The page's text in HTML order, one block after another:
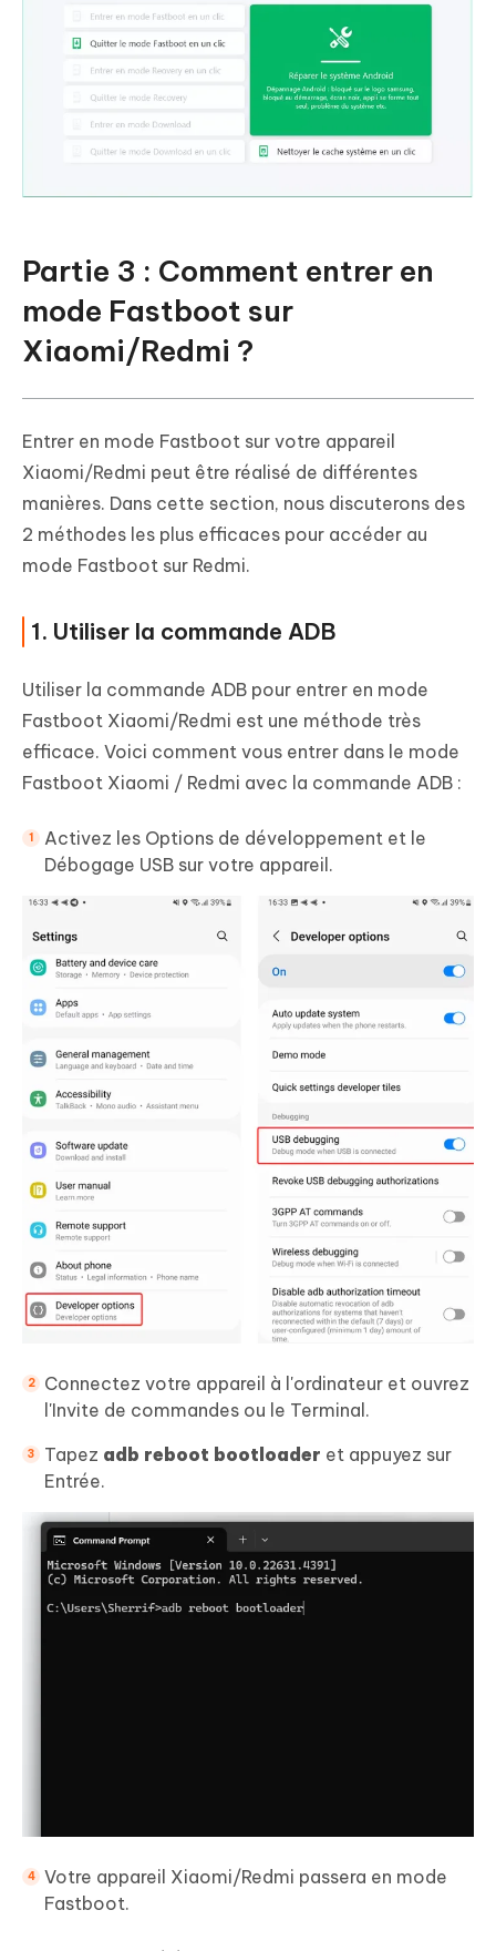
Partie 3 : Comment entrer en
mode Fastboot sur
Xiaomi/Redmi ?
Entrer en mode Fastboot sur votre appareil
Xiaomi/Redmi peut être réalisé de différentes
manières. Dans cette section, nous discuterons des
2 méthodes les plus efficaces pour accéder au
mode Fastboot sur Redmi.
1. Utiliser la commande ADB
Utiliser la commande ADB pour entrer en mode
Fastboot Xiaomi/Redmi est une méthode très
efficace. Voici comment vous entrer dans le mode
Fastboot Xiaomi / Redmi avec la commande ADB :
Activez les Options de développement et le
Débogage USB sur votre appareil.
Connectez votre appareil à l'ordinateur et ouvrez
l'Invite de commandes ou le Terminal.
Tapez adb reboot bootloader et appuyez sur
Entrée.
Votre appareil Xiaomi/Redmi passera en mode
Fastboot.